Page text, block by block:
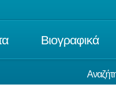
Βιογραφικά